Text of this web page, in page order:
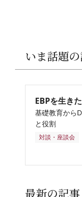
いま話題
EBPを生き
基礎教育から
と役割
対談・座談会
最新の記事